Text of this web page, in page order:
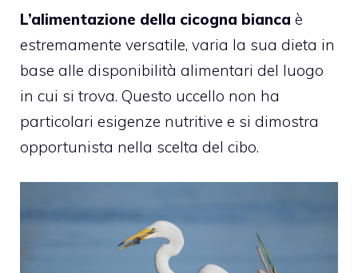
L’alimentazione della cicogna bianca è
estremamente versatile, varia la sua dieta in
base alle disponibilità alimentari del luogo
in cui si trova. Questo uccello non ha
particolari esigenze nutritive e si dimostra
opportunista nella scelta del cibo.